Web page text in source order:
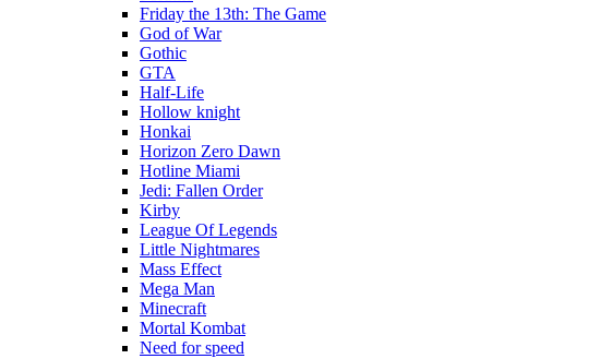
Friday the 13th: The Game
God of War
Gothic
GTA
Half-Life
Hollow knight
Honkai
Horizon Zero Dawn
Hotline Miami
Jedi: Fallen Order
Kirby
League Of Legends
Little Nightmares
Mass Effect
Mega Man
Minecraft
Mortal Kombat
Need for speed